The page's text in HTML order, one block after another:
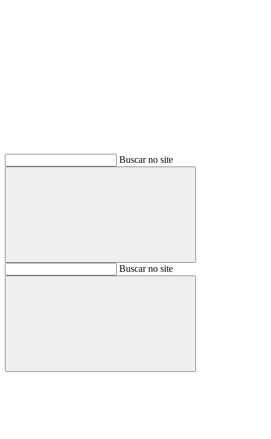
Buscar no site
BuscarBuscar no site
Buscar